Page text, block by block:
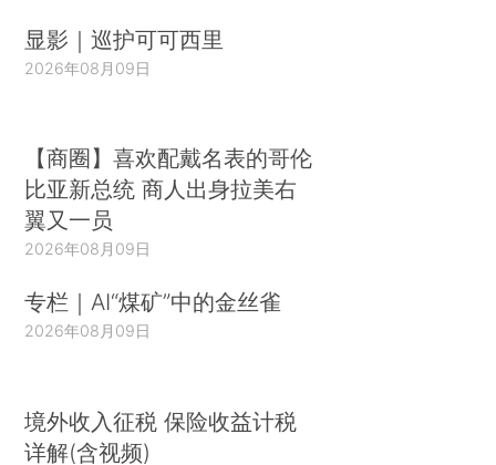
显影｜巡护可可西里
2026年08月09日
【商圈】喜欢配戴名表的哥伦
比亚新总统 商人出身拉美右
翼又一员
2026年08月09日
专栏｜AI“煤矿”中的金丝雀
2026年08月09日
境外收入征税 保险收益计税
详解(含视频)